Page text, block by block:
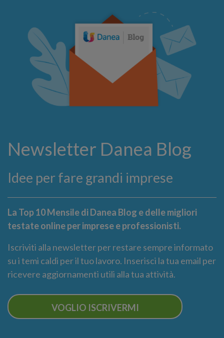
Newsletter Danea Blog
Idee per fare grandi imprese
La Top 10 Mensile di Danea Blog e delle migliori
testate online per imprese e professionisti.
Iscriviti alla newsletter per restare sempre informato
su i temi caldi per il tuo lavoro. Inserisci la tua email per
ricevere aggiornamenti utili alla tua attività.
VOGLIO ISCRIVERMI